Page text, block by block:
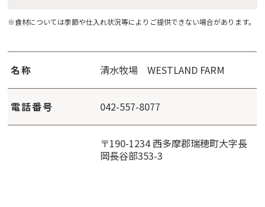
※食材については季節や仕入れ状況等によりご提供できない場合があります。
名称 清水牧場 WESTLAND FARM
電話番号 042-557-8077
〒190-1234 西多摩郡瑞穂町大字長
岡長谷部353-3